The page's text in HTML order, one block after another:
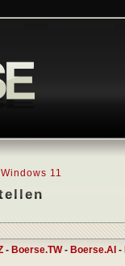
Windows 11
- Boerse.TW- Boerse.AI -